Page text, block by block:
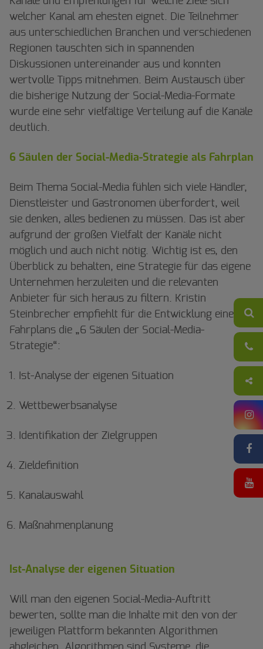
welcher Kanal am ehesten eignet. Die Teilnehmer
aus unterschiedlichen Branchen und verschiedenen
Regionen tauschten sich in spannenden
Diskussionen untereinander aus und konnten
wertvolle Tipps mitnehmen. Beim Austausch über
die bisherige Nutzung der Social-Media-Formate
wurde eine sehr vielfältige Verteilung auf die Kanäle
deutlich.
6 Säulen der Social-Media-Strategie als Fahrplan
Beim Thema Social-Media fühlen sich viele Händler,
Dienstleister und Gastronomen überfordert, weil
sie denken, alles bedienen zu müssen. Das ist aber
aufgrund der großen Vielfalt der Kanäle nicht
möglich und auch nicht nötig. Wichtig ist es, den
Überblick zu behalten, eine Strategie für das eigene
Unternehmen herzuleiten und die relevanten
Anbieter für sich heraus zu filtern. Kristin
Steinbrecher empfiehlt für die Entwicklung eines
Fahrplans die „6 Säulen der Social-Media-
Strategie“:
Ist-Analyse der eigenen Situation
Wettbewerbsanalyse
Identifikation der Zielgruppen
Zieldefinition
Kanalauswahl
Maßnahmenplanung
Ist-Analyse der eigenen Situation
Will man den eigenen Social-Media-Auftritt
bewerten, sollte man die Inhalte mit den von der
jeweiligen Plattform bekannten Algorithmen